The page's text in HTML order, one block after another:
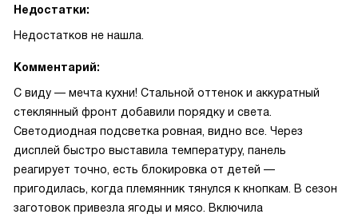
Недостатки:
Недостатков не нашла.
Комментарий:
С виду — мечта кухни! Стальной оттенок и аккуратный
стеклянный фронт добавили порядку и света.
Светодиодная подсветка ровная, видно все. Через
дисплей быстро выставила температуру, панель
реагирует точно, есть блокировка от детей —
пригодилась, когда племянник тянулся к кнопкам. В сезон
заготовок привезла ягоды и мясо. Включила